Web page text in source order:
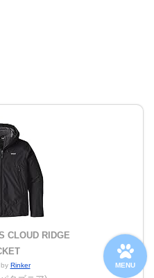
CLOUD RIDGE
Rinker MENU